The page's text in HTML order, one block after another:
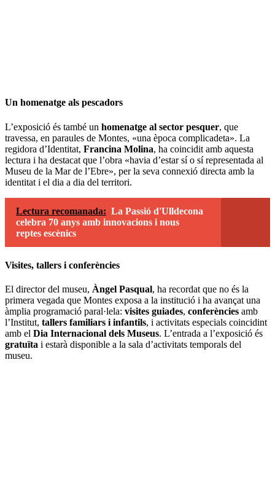
Un homenatge als pescadors
L’exposició és també un homenatge al sector pesquer, que
travessa, en paraules de Montes, «una època complicadeta». La
regidora d’Identitat, Francina Molina, ha coincidit amb aquesta
lectura i ha destacat que l’obra «havia d’estar sí o sí representada al
Museu de la Mar de l’Ebre», per la seva connexió directa amb la
identitat i el dia a dia del territori.
Lectura recomanada: La Passió d'Ulldecona
celebra 70 anys amb innovacions i nous
reptes escènics
Visites, tallers i conferències
El director del museu, Àngel Pasqual, ha recordat que no és la
primera vegada que Montes exposa a la institució i ha avançat una
àmplia programació paral·lela: visites guiades, conferències amb
l’Institut, tallers familiars i infantils, i activitats especials coincidint
amb el Dia Internacional dels Museus. L’entrada a l’exposició és
gratuïta i estarà disponible a la sala d’activitats temporals del
museu.